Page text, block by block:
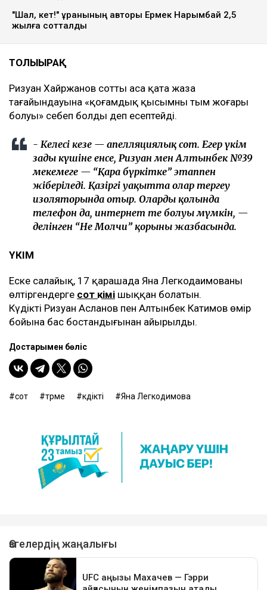
"Шал, кет!" ұранының авторы Ермек Нарымбай 2,5
жылға сотталды
ТОЛЫҒЫРАҚ
Ризуан Хайржанов соттың аса қатаң жаза
тағайындауына «қоғамдық қысымның тым жоғары
болуы» себеп болды деп есептейді.
- Келесі кезең — апелляциялық сот. Егер үкім
заңды күшіне енсе, Ризуан мен Алтынбек №39
мекемеге — “Қара бүркітке” этаппен
жіберіледі. Қазіргі уақытта олар тергеу
изоляторында отыр. Олардың қолында
телефон да, интернет те болуы мүмкін, —
делінген “Не Молчи” қорының жазбасында.
ҮКІМ
Еске салайық, 17 қарашада Яна Легкодаимованы
өлтіргендерге сот үкімі шыққан болатын.
Күдікті Ризуан Асланов пен Алтынбек Катимов өмір
бойына бас бостандығынан айырылды.
Достарыңмен бөліс
сот түрме күдікті Яна Легкодимова